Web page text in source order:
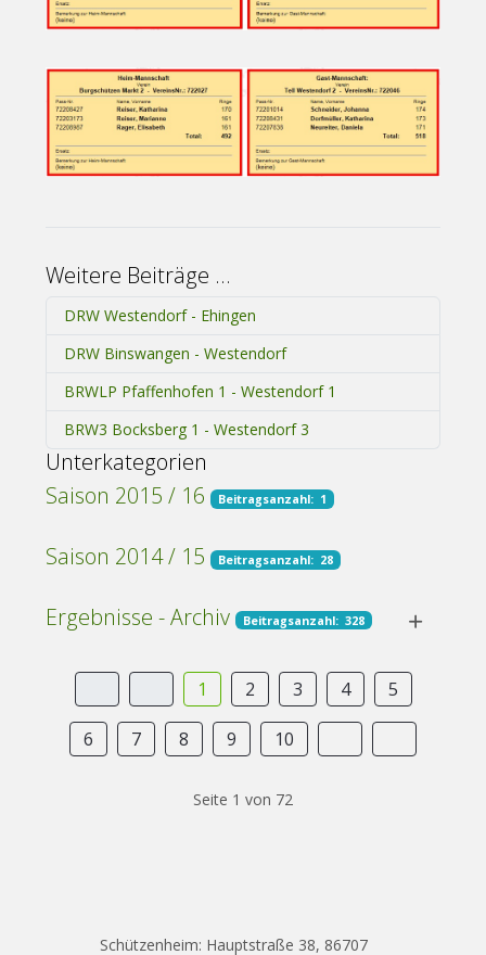
Weitere Beiträge …
DRW Westendorf - Ehingen
DRW Binswangen - Westendorf
BRWLP Pfaffenhofen 1 - Westendorf 1
BRW3 Bocksberg 1 - Westendorf 3
Unterkategorien
Saison 2015 / 16
Beitragsanzahl: 1
Saison 2014 / 15 Beitragsanzahl: 28
Ergebnisse - Archiv Beitragsanzahl: 328
1 2 3 4 5
6 7 8 9 10
Seite 1 von 72
Schützenheim: Hauptstraße 38, 86707